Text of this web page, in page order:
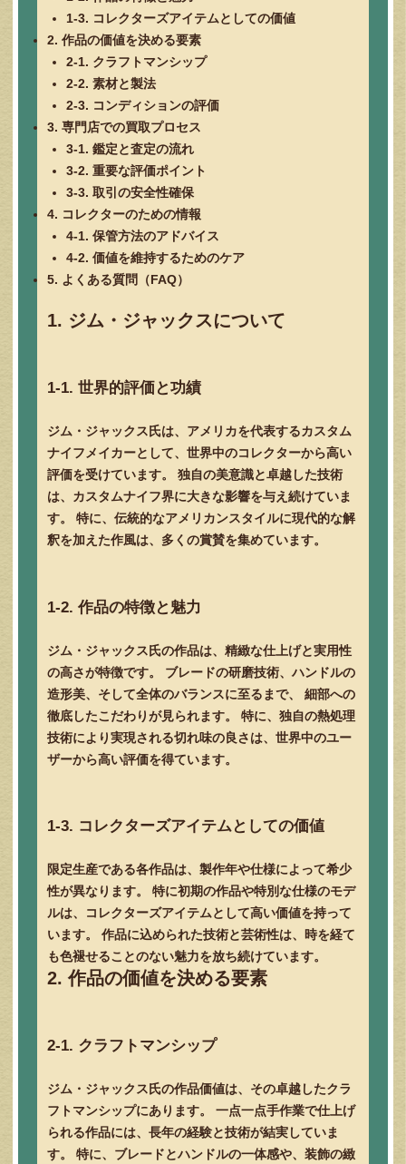
1-3. コレクターズアイテムとしての価値
2. 作品の価値を決める要素
2-1. クラフトマンシップ
2-2. 素材と製法
2-3. コンディションの評価
3. 専門店での買取プロセス
3-1. 鑑定と査定の流れ
3-2. 重要な評価ポイント
3-3. 取引の安全性確保
4. コレクターのための情報
4-1. 保管方法のアドバイス
4-2. 価値を維持するためのケア
5. よくある質問（FAQ）
1. ジム・ジャックスについて
1-1. 世界的評価と功績
ジム・ジャックス氏は、アメリカを代表するカスタム
ナイフメイカーとして、世界中のコレクターから高い
評価を受けています。 独自の美意識と卓越した技術
は、カスタムナイフ界に大きな影響を与え続けていま
す。 特に、伝統的なアメリカンスタイルに現代的な解
釈を加えた作風は、多くの賞賛を集めています。
1-2. 作品の特徴と魅力
ジム・ジャックス氏の作品は、精緻な仕上げと実用性
の高さが特徴です。 ブレードの研磨技術、ハンドルの
造形美、そして全体のバランスに至るまで、 細部への
徹底したこだわりが見られます。 特に、独自の熱処理
技術により実現される切れ味の良さは、世界中のユー
ザーから高い評価を得ています。
1-3. コレクターズアイテムとしての価値
限定生産である各作品は、製作年や仕様によって希少
性が異なります。 特に初期の作品や特別な仕様のモデ
ルは、コレクターズアイテムとして高い価値を持って
います。 作品に込められた技術と芸術性は、時を経て
も色褪せることのない魅力を放ち続けています。
2. 作品の価値を決める要素
2-1. クラフトマンシップ
ジム・ジャックス氏の作品価値は、その卓越したクラ
フトマンシップにあります。 一点一点手作業で仕上げ
られる作品には、長年の経験と技術が結実していま
す。 特に、ブレードとハンドルの一体感や、装飾の緻